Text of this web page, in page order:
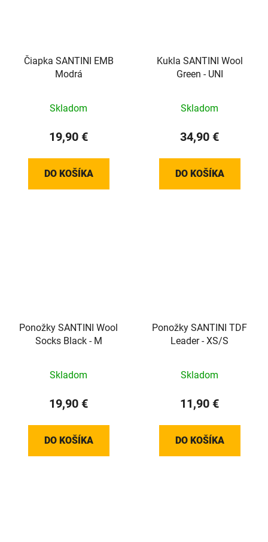
Čiapka SANTINI EMB
Modrá
Skladom
19,90 €
DO KOŠÍKA
Kukla SANTINI Wool
Green - UNI
Skladom
34,90 €
DO KOŠÍKA
Ponožky SANTINI Wool
Socks Black - M
Skladom
19,90 €
DO KOŠÍKA
Ponožky SANTINI TDF
Leader - XS/S
Skladom
11,90 €
DO KOŠÍKA